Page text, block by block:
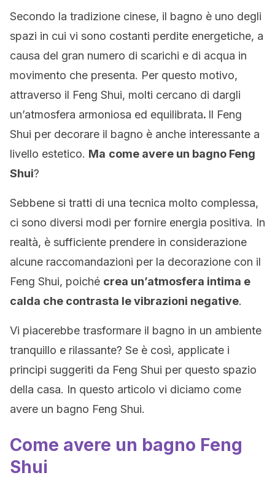
Secondo la tradizione cinese, il bagno è uno degli
spazi in cui vi sono costanti perdite energetiche, a
causa del gran numero di scarichi e di acqua in
movimento che presenta. Per questo motivo,
attraverso il Feng Shui, molti cercano di dargli
un’atmosfera armoniosa ed equilibrata. Il Feng
Shui per decorare il bagno è anche interessante a
livello estetico. Ma come avere un bagno Feng
Shui?
Sebbene si tratti di una tecnica molto complessa,
ci sono diversi modi per fornire energia positiva. In
realtà, è sufficiente prendere in considerazione
alcune raccomandazioni per la decorazione con il
Feng Shui, poiché crea un’atmosfera intima e
calda che contrasta le vibrazioni negative.
Vi piacerebbe trasformare il bagno in un ambiente
tranquillo e rilassante? Se è così, applicate i
principi suggeriti da Feng Shui per questo spazio
della casa. In questo articolo vi diciamo come
avere un bagno Feng Shui.
Come avere un bagno Feng
Shui